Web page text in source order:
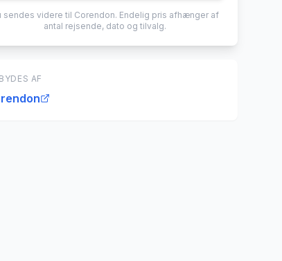
sendes videre til Corendon. Endelig pris afhænger af
antal rejsende, dato og tilvalg.
AF